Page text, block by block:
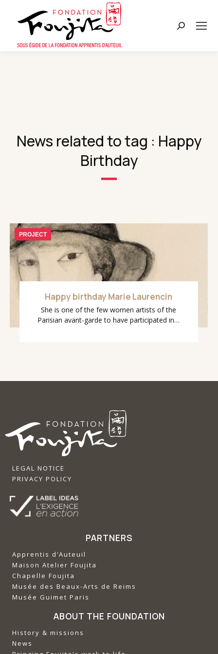
Search:
News related to tag : Happy
Birthday
PROJECT
Happy birthday Marie Laurencin
She is one of the few women artists of the
Parisian avant-garde to have participated in…
LEGAL NOTICE
PRIVACY POLICY
PARTNERS
Apprentis d’Auteuil
‍Maison Atelier Foujita
‍Chapelle Foujita
‍Musée des Beaux-Arts de Reims
‍Musée Guimet Paris
ABOUT THE FOUNDATION
History & missions
News